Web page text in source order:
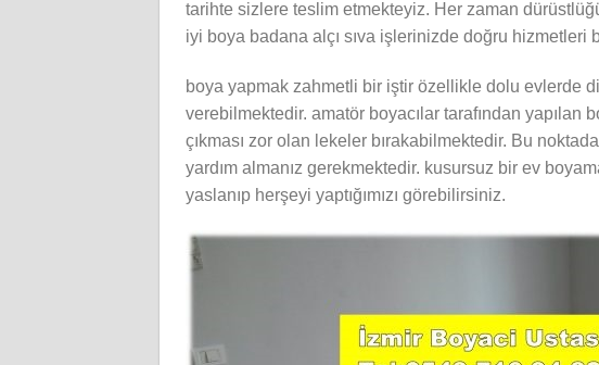
tarihte sizlere teslim etmekteyiz. Her zaman
iyi boya badana alçı sıva işlerinizde doğru hizmetleri
boya yapmak zahmetli bir iştir özellikle dolu evlerde
verebilmektedir. amatör boyacılar tarafından
çıkması zor olan lekeler bırakabilmektedir. Bu
yardım almanız gerekmektedir. kusursuz bir ev
yaslanıp herşeyi yaptığımızı görebilirsiniz.